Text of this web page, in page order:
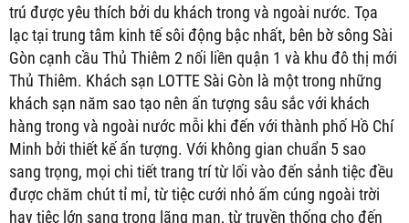
trú được yêu thích bởi du khách trong và ngoài nước. Tọa
lạc tại trung tâm kinh tế sôi động bậc nhất, bên bờ sông Sài
Gòn cạnh cầu Thủ Thiêm 2 nối liền quận 1 và khu đô thị mới
Thủ Thiêm. Khách sạn LOTTE Sài Gòn là một trong những
khách sạn năm sao tạo nên ấn tượng sâu sắc với khách
hàng trong và ngoài nước mỗi khi đến với thành phố Hồ Chí
Minh bởi thiết kế ấn tượng. Với không gian chuẩn 5 sao
sang trọng, mọi chi tiết trang trí từ lối vào đến sảnh tiệc đều
được chăm chút tỉ mỉ, từ tiệc cưới nhỏ ấm cúng ngoài trời
hay tiệc lớn sang trọng lãng mạn, từ truyền thống cho đến